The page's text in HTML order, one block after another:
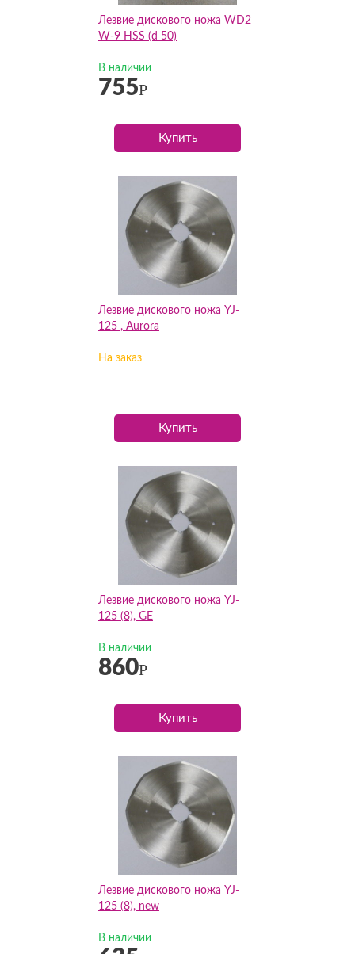
Лезвие дискового ножа WD2
W-9 HSS (d 50)
В наличии
755Р
Купить
Лезвие дискового ножа YJ-
125 , Aurora
На заказ
Купить
Лезвие дискового ножа YJ-
125 (8), GE
В наличии
860Р
Купить
Лезвие дискового ножа YJ-
125 (8), new
В наличии